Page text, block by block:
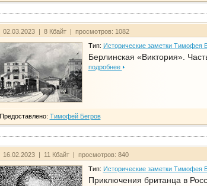
02.03.2023 | 8 Кбайт | просмотров: 1082
Тип: Исторические заметки Тимофея
Берлинская «Виктория».
подробнее
Предоставлено: Тимофей Бегров
16.02.2023 | 11 Кбайт | просмотров: 840
Тип: Исторические заметки Тимофея
Приключения британца в